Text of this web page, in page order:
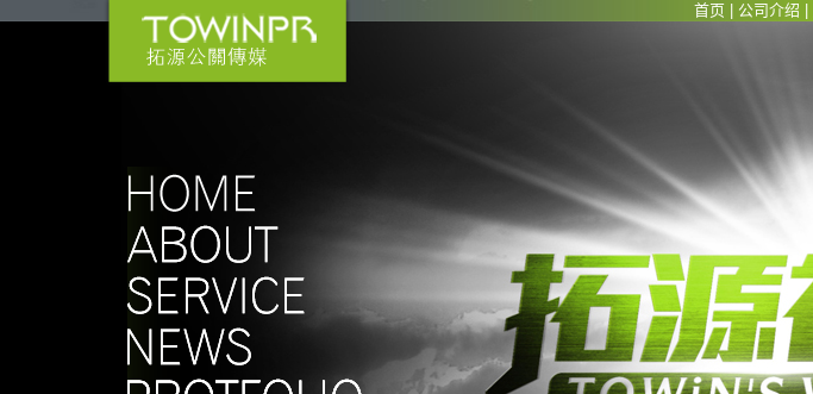
首页 公司介绍